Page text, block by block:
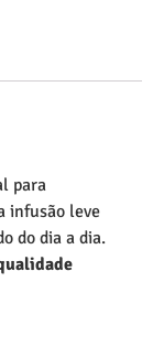
para
infusão leve
do dia a dia.